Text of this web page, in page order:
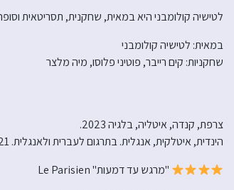
לטישיה קולומבני היא במאית, שחקנית, תסריטאית
במאית: לטישיה קולומבני
שחקניות: קים רייבר, פוטיני פלוסו, מיה מלצר
צרפת, קנדה, איטליה, בלגיה 2023.
הינדית, איטלקית, אנגלית. בתרגום לעברית ולאנגלית. 121 דקות.
"מרגש עד דמעות" Le Parisien